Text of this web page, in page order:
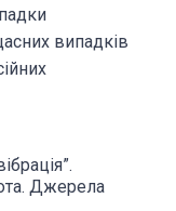
випадків
Джерела